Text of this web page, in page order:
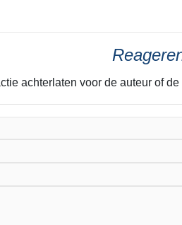
achterlaten voor de auteur of